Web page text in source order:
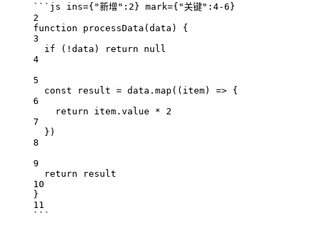
```js ins={"新增":2} mark={"关键":4-6}
2
function
processData ( data ) {
3
if ( ! data ) return
null
4
5
const
result = data . map (( item) => {
6
return
item . value *
2
7
})
8
9
return
result
10
}
11
```